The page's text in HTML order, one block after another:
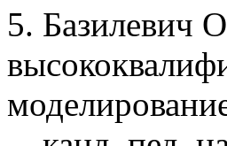
5. Базилевич